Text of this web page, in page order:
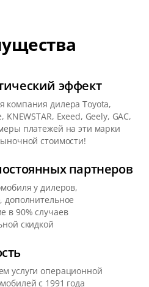
эффект
компания дилера Toyota,
KNEWSTAR, Exeed, Geely, GAC,
платежей на эти марки
стоимости!
партнеров
у дилеров,
дополнительное
в 90% случаев
скидкой
услуги операционной
с 1991 года